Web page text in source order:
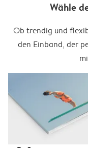
Wähle
Ob trendig und
den Einband, der